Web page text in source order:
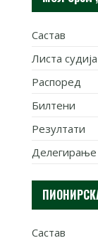
Састав
Листа
Распоред
Билтени
Резултати
Делегирање
Састав